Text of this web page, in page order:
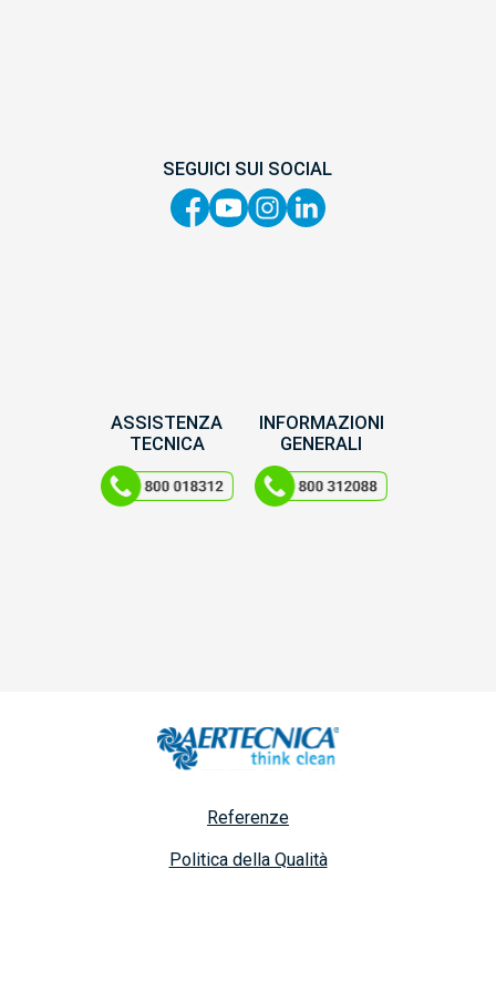
SEGUICI SUI SOCIAL
ASSISTENZA
TECNICA
INFORMAZIONI
GENERALI
Referenze
Politica della Qualità